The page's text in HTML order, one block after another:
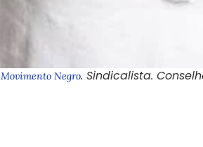
Movimento Negro. Sindicalista.